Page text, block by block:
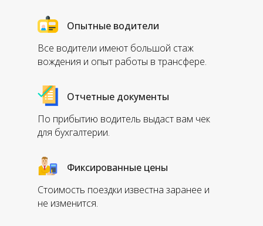
Все водители имеют большой стаж
вождения и опыт работы в трансфере.
По прибытию водитель выдаст вам чек
для бухгалтерии.
Стоимость поездки известна заранее и
не изменится.
Опытные водители
Отчетные документы
Фиксированные цены